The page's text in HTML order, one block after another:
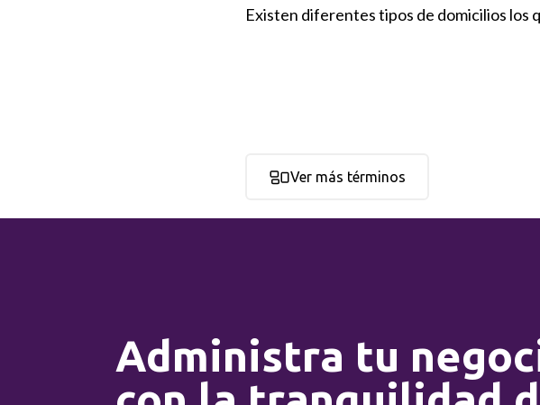
Existen diferentes tipos de domicilios
Ver más términos
Administra tu